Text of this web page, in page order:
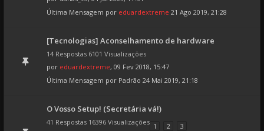
Última Mensagem por eduardextreme 21 Ago 2019, 21:28
[Tecnologias] Aconselhamento de hardware
14 Respostas 6101 Visualizações
por eduardextreme, 09 Fev 2018, 15:47
Última Mensagem por Padrão 24 Mai 2019, 21:18
O Vosso Setup! (Secretária vá!)
41 Respostas 16396 Visualizações 1 2
3